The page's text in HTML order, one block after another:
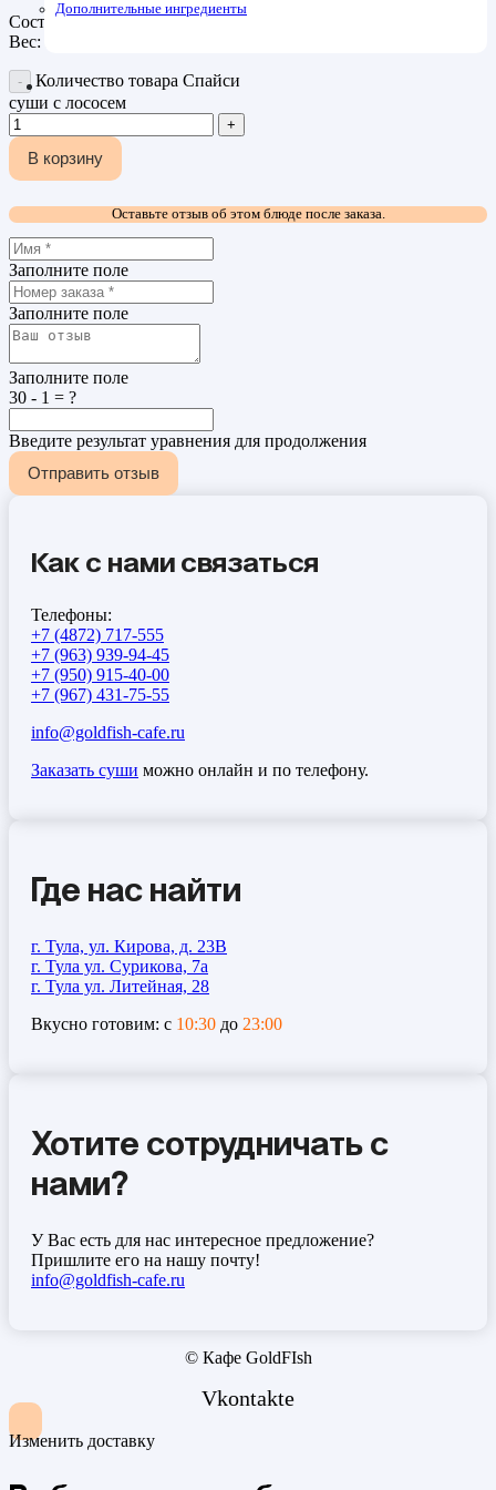
Дополнительные ингредиенты
Состав: слабосоленый лосось, спайси соус, рис, нори
Вес: 30гр
Количество товара Cпайси
суши с лососем
В корзину
Оставьте отзыв об этом блюде после заказа.
Заполните поле
Заполните поле
Заполните поле
30 - 1 = ?
Введите результат уравнения для продолжения
Отправить отзыв
Как с нами связаться
Телефоны:
+7 (4872) 717-555
+7 (963) 939-94-45
+7 (950) 915-40-00
+7 (967) 431-75-55
info@goldfish-cafe.ru
Заказать суши можно онлайн и по телефону.
Где нас найти
г. Тула, ул. Кирова, д. 23В
г. Тула ул. Сурикова, 7а
г. Тула ул. Литейная, 28
Вкусно готовим: с 10:30 до 23:00
Хотите сотрудничать с
нами?
У Вас есть для нас интересное предложение?
Пришлите его на нашу почту!
info@goldfish-cafe.ru
© Кафе GoldFIsh
Vkontakte
Изменить доставку